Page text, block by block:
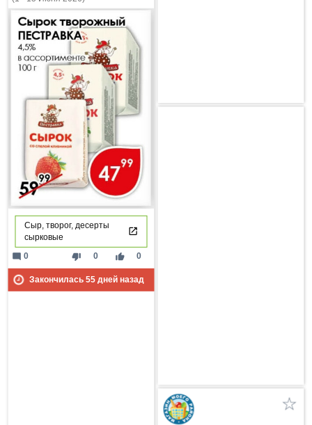
Сыр, творог, десерты
сырковые
thumb_down 0 thumb_up 0
mode_comment 0
Закончилась 55дней назад